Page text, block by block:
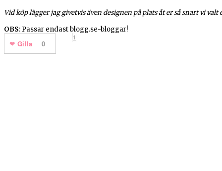
Vid köp lägger jag givetvis även designen på plats åt er så snart vi
OBS: Passar endast blogg.se-bloggar!
0
Gilla
1